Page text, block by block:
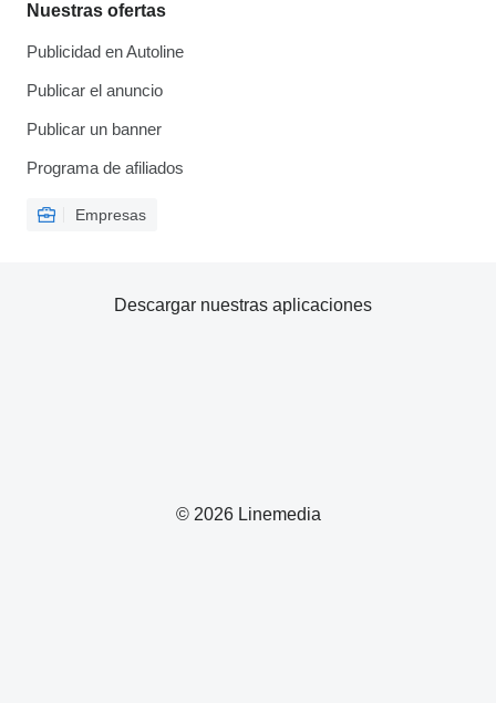
Nuestras ofertas
Publicidad en Autoline
Publicar el anuncio
Publicar un banner
Programa de afiliados
Empresas
© 2026 Linemedia
Descargar nuestras aplicaciones